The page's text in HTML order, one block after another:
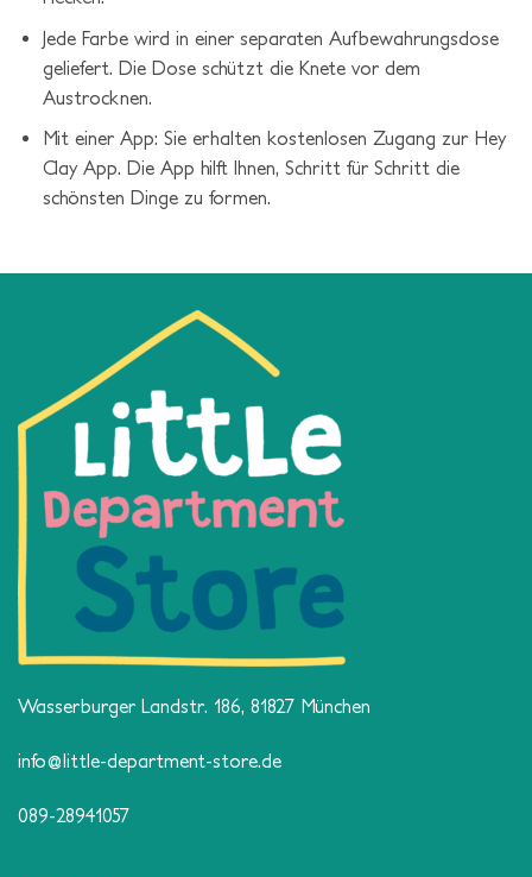
Jede Farbe wird in einer separaten Aufbewahrungsdose
geliefert. Die Dose schützt die Knete vor dem
Austrocknen.
Mit einer App: Sie erhalten kostenlosen Zugang zur Hey
Clay App. Die App hilft Ihnen, Schritt für Schritt die
schönsten Dinge zu formen.
Wasserburger Landstr. 186, 81827 München
info@little-department-store.de
089-28941057